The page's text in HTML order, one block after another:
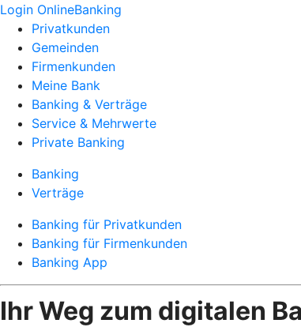
Login OnlineBanking
Privatkunden
Gemeinden
Firmenkunden
Meine Bank
Banking & Verträge
Service & Mehrwerte
Private Banking
Banking
Verträge
Banking für Privatkunden
Banking für Firmenkunden
Banking App
Ihr Weg zum digitalen